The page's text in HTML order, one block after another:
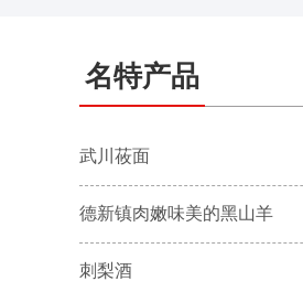
名特产品
武川莜面
德新镇肉嫩味美的黑山羊
刺梨酒